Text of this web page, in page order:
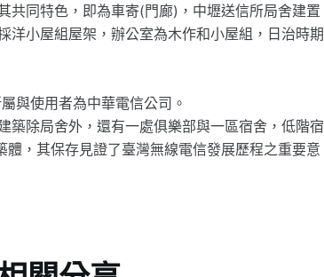
共同特色，即為車寄(門廊)，中壢送信所局舍建置
洋小屋組屋架，辦公室為木作和小屋組，日治時期
與使用者為中華電信公司。
築除局舍外，還有一處俱樂部與一區宿舍，低階宿
，其保存見證了臺灣無線電信發展歷程之重要意